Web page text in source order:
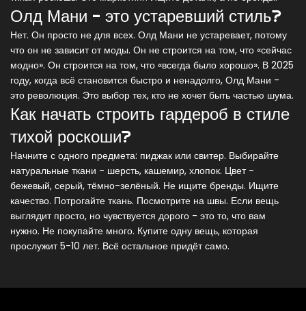
Олд Мани - это устаревший стиль?
Нет. Он просто не для всех. Олд Мани не устаревает, потому
что он не зависит от моды. Он не строится на том, что «сейчас
модно». Он строится на том, что «всегда было хорошо». В 2025
году, когда всё становится быстро и ненадолго, Олд Мани -
это революция. Это выбор тех, кто не хочет быть частью шума.
Как начать строить гардероб в стиле
тихой роскоши?
Начните с одного предмета: пиджак или свитер. Выбирайте
натуральные ткани - шерсть, кашемир, хлопок. Цвет -
бежевый, серый, тёмно-зелёный. Не ищите бренды. Ищите
качество. Потрогайте ткань. Посмотрите на швы. Если вещь
выглядит просто, но чувствуется дорого - это то, что вам
нужно. Не покупайте много. Купите одну вещь, которая
прослужит 5-10 лет. Всё остальное придёт само.